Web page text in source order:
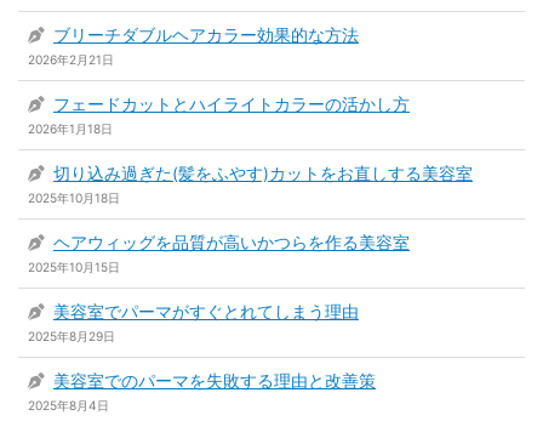
ブリーチダブルヘアカラー効果的な方法
2026年2月21日
フェードカットとハイライトカラーの活かし方
2026年1月18日
切り込み過ぎた(髪をふやす)カットをお直しする美容室
2025年10月18日
ヘアウィッグを品質が高いかつらを作る美容室
2025年10月15日
美容室でパーマがすぐとれてしまう理由
2025年8月29日
美容室でのパーマを失敗する理由と改善策
2025年8月4日